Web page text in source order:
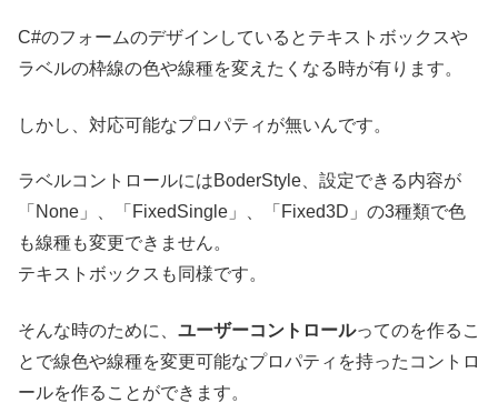
C#のフォームのデザインしているとテキストボックスや
ラベルの枠線の色や線種を変えたくなる時が有ります。
しかし、対応可能なプロパティが無いんです。
ラベルコントロールにはBoderStyle、設定できる内容が
「None」、「FixedSingle」、「Fixed3D」の3種類で色
も線種も変更できません。
テキストボックスも同様です。
そんな時のために、 ユーザーコントロールってのを作るこ
とで線色や線種を変更可能なプロパティを持ったコントロ
ールを作ることができます。